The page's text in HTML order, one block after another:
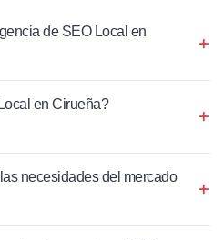
de SEO Local en
en Cirueña?
necesidades del mercado